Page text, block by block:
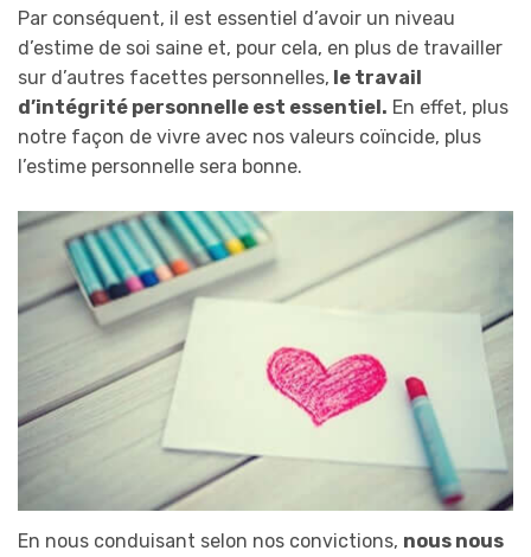
Par conséquent, il est essentiel d’avoir un niveau
d’estime de soi saine et, pour cela, en plus de travailler
sur d’autres facettes personnelles, le travail
d’intégrité personnelle est essentiel. En effet, plus
notre façon de vivre avec nos valeurs coïncide, plus
l’estime personnelle sera bonne.
En nous conduisant selon nos convictions, nous nous